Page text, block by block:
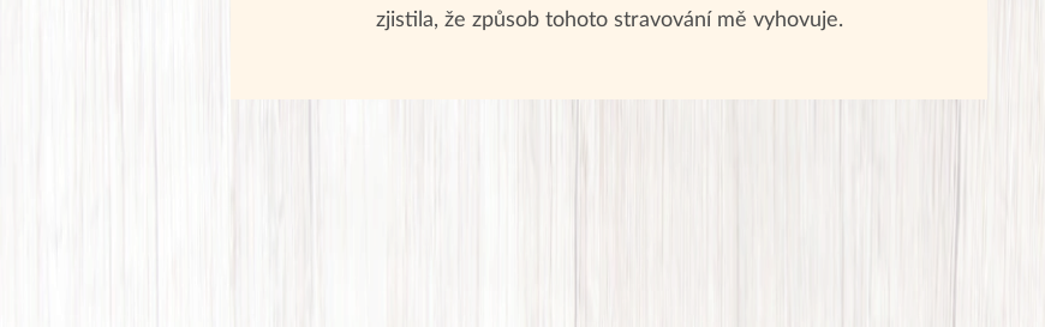
zjistila, že způsob tohoto stravování mě vyhovuje.